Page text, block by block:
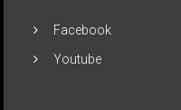
Facebook
Youtube